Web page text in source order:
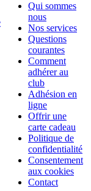
Qui sommes
nous
Nos services
Questions
courantes
Comment
adhérer au
club
Adhésion en
ligne
Offrir une
carte cadeau
Politique de
confidentialité
Consentement
aux cookies
Contact